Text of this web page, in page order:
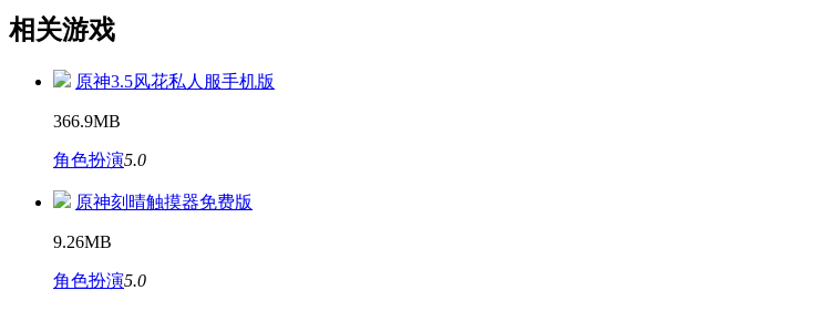
相关游戏
原神3.5风花私人服手机版
366.9MB
角色扮演5.0
原神刻晴触摸器免费版
9.26MB
角色扮演5.0